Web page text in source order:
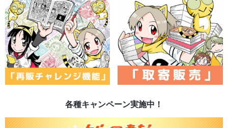
各種キャンペーン実施中！